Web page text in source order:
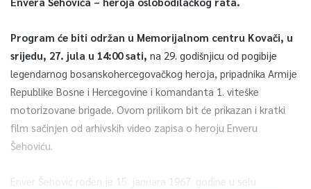
Program će biti održan u Memorijalnom centru Kovači, u
srijedu, 27. jula u 14:00 sati, na 29. godišnjicu od pogibije
legendarnog bosanskohercegovačkog heroja, pripadnika Armije
Republike Bosne i Hercegovine i komandanta 1. viteške
motorizovane brigade. Ovom prilikom bit će prikazan i kratki
film sačinjen od arhivskih video zapisa o heroju Enveru
Šehoviću.
Enver Šehović rođen je 15. januara 1967. godine u selu